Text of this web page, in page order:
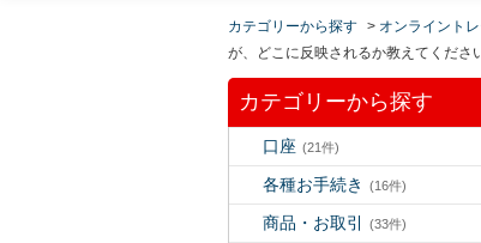
カテゴリーから探す > オンライント
が、どこに反映されるか教えてください
カテゴリーから探す
口座 (21件)
各種お手続き (16件)
商品・お取引 (33件)